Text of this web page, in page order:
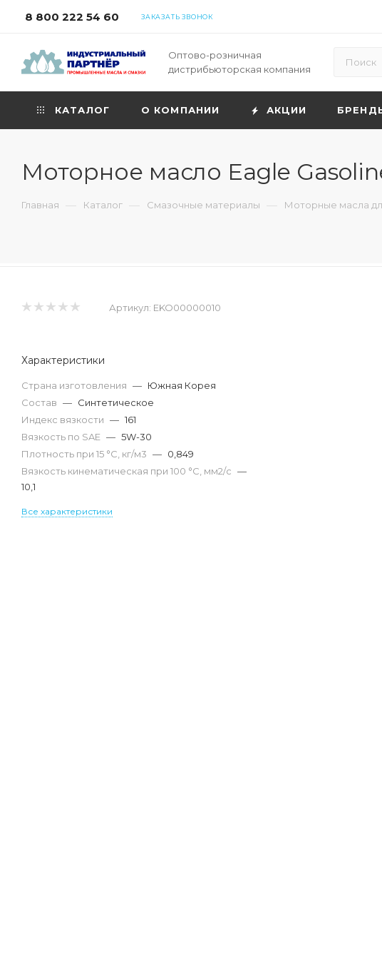
8 800 222 54 60 ЗАКАЗАТЬ ЗВОНОК
Оптово-розничная
дистрибьюторская компания
КАТАЛОГ О КОМПАНИИ АКЦИИ
Моторное масло Eagle
Главная — Каталог — Смазочные материалы — Моторные масла
Артикул: EKO00000010
Характеристики
Страна изготовления — Южная Корея
Состав — Синтетическое
Индекс вязкости — 161
Вязкость по SAE — 5W-30
Плотность при 15 °С, кг/м3 — 0,849
Вязкость кинематическая при 100 °С, мм2/с —
10,1
Все характеристики